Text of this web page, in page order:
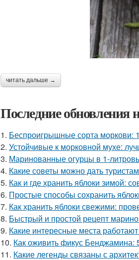
читать дальше →
Последние обновления
1. Беспроигрышные сорта моркови:
2. Устойчивые к морковной мухе:
3. Маринованные огурцы в 1-
4. Какие советы можно дать
5. Как и где хранить яблоки зимой:
6. Простые способы сохранить
7. Как хранить яблоки свежими:
8. Быстрый и простой рецепт
9. Какие интересные места
10. Как оживить фикус Бенджамина:
11. Какие легенды связаны с